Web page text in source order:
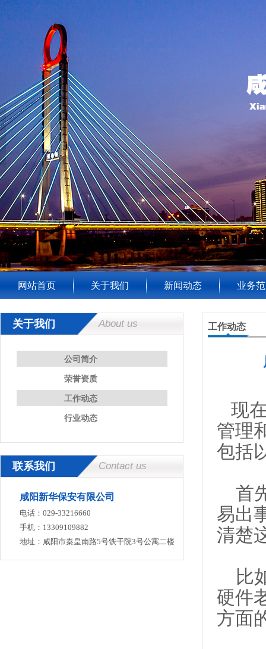
网站首页 关于我们 新闻动态 业务
关于我们 About us
公司简介
荣誉资质
工作动态
行业动态
联系我们 Contact us
咸阳新华保安有限公司
电话：029-33216660
手机：13309109882
地址：咸阳市秦皇南路5号铁干院3号公寓二楼
工作动态
现
管理
包括
首
易出
清楚
比
硬件
方面